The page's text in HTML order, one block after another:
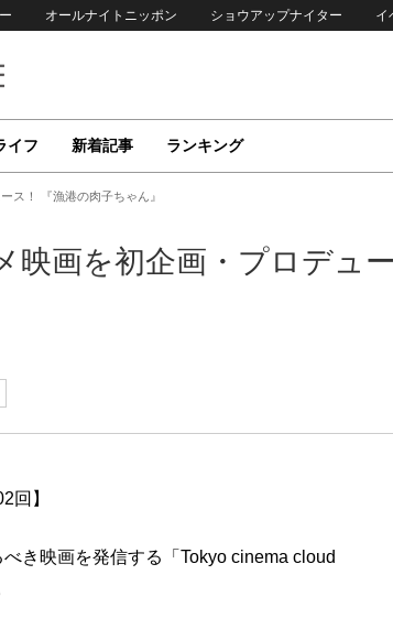
オールナイトニッポン ショウアップナイター イ
イフ 新着記事 ランキング
ス！ 『漁港の肉子ちゃん』
映画を初企画・プロデュー
回】
き映画を発信する「Tokyo cinema cloud